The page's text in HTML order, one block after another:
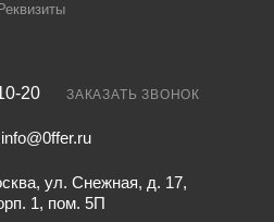
Реквизиты
20 ЗАКАЗАТЬ ЗВОНОК
info@0ffer.ru
ул. Снежная, д. 17,
1, пом. 5П